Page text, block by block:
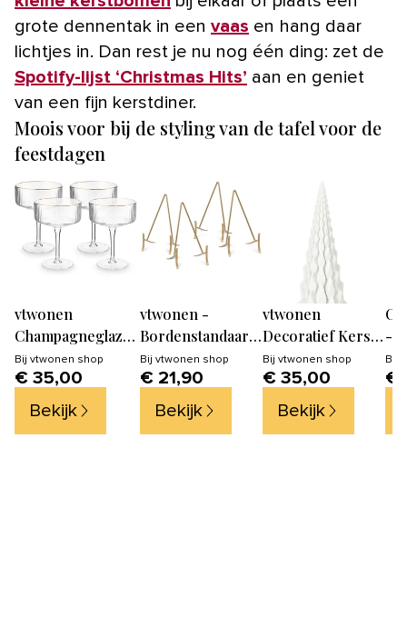
grote dennentak in een vaas en hang daar
lichtjes in. Dan rest je nu nog één ding: zet de
Spotify-lijst ‘Christmas Hits’ aan en geniet
van een fijn kerstdiner.
Moois voor bij de styling van de tafel voor de
feestdagen
vtwonen
Champagneglazen
- set van 4 - met
Gouden Rand
Bij vtwonen shop
€ 35,00
Bekijk
vtwonen -
Bordenstandaard
voor sierborden
- Bordenhouder -
Goud - 11x20cm -
Set van 4
Bij vtwonen shop
€ 21,90
Bekijk
vtwonen
Decoratief Kerst
Beeld Triangel -
15x37cm
Bij vtwonen shop
€ 35,00
Bekijk
-
Bij
€